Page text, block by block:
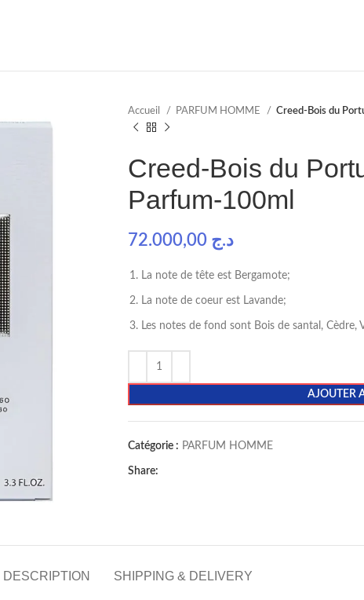
Accueil PARFUM HOMME Creed-Bois du
Creed-Bois du
Parfum-100ml
د.ج
La note de tête est Bergamote;
La note de coeur est Lavande;
Les notes de fond sont Bois de santal, Cèdre,
AJOUTER
Catégorie : PARFUM HOMME
Share:
DESCRIPTION SHIPPING & DELIVERY